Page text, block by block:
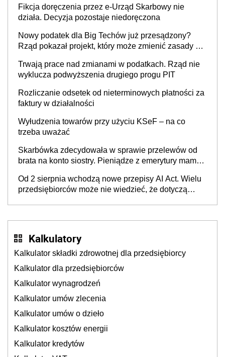
Fikcja doręczenia przez e-Urząd Skarbowy nie
działa. Decyzja pozostaje niedoręczona
Nowy podatek dla Big Techów już przesądzony?
Rząd pokazał projekt, który może zmienić zasady gry
Trwają prace nad zmianami w podatkach. Rząd nie
wyklucza podwyższenia drugiego progu PIT
Rozliczanie odsetek od nieterminowych płatności za
faktury w działalności
Wyłudzenia towarów przy użyciu KSeF – na co
trzeba uważać
Skarbówka zdecydowała w sprawie przelewów od
brata na konto siostry. Pieniądze z emerytury mamy
będzie
Od 2 sierpnia wchodzą nowe przepisy AI Act. Wielu
przedsiębiorców może nie wiedzieć, że dotyczą
Kalkulatory
Kalkulator składki zdrowotnej dla przedsiębiorcy
Kalkulator dla przedsiębiorców
Kalkulator wynagrodzeń
Kalkulator umów zlecenia
Kalkulator umów o dzieło
Kalkulator kosztów energii
Kalkulator kredytów